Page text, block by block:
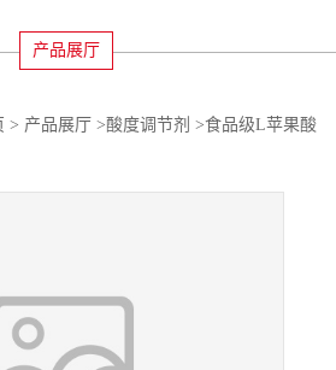
产品展厅
> 产品展厅 >酸度调节剂 >食品级L苹果酸